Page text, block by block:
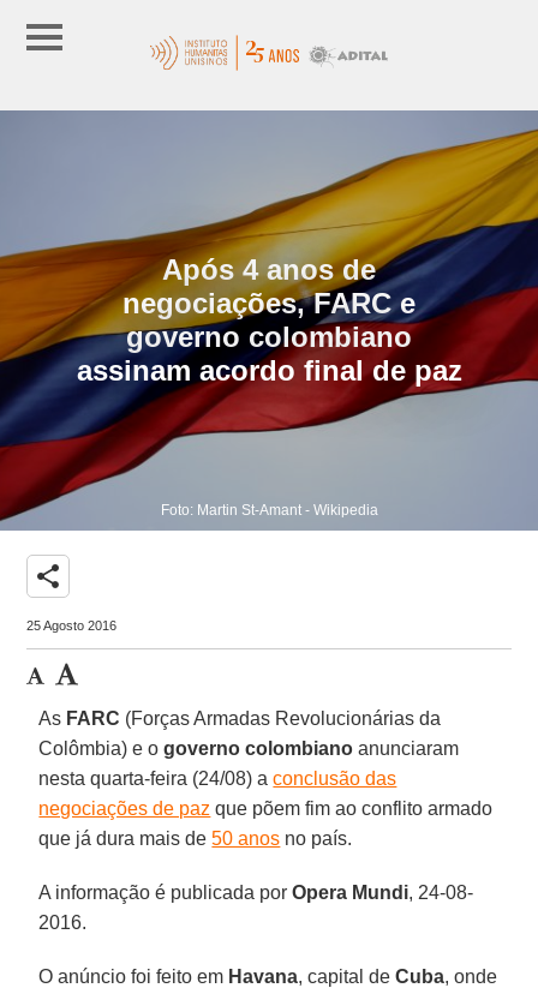
Após 4 anos de
negociações, FARC e
governo colombiano
assinam acordo final de paz
Foto: Martin St-Amant - Wikipedia
share
25 Agosto 2016
As FARC (Forças Armadas Revolucionárias da
Colômbia) e ogoverno colombiano anunciaram
nesta quarta-feira (24/08) aconclusão das
negociações de paz que põem fim ao conflito armado
que já dura mais de50 anos no país.
A informação é publicada porOpera Mundi, 24-08-
2016.
O anúncio foi feito em Havana, capital deCuba, onde